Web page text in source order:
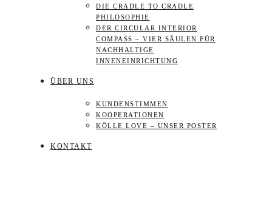
DIE CRADLE TO CRADLE
PHILOSOPHIE
DER CIRCULAR INTERIOR
COMPASS – VIER SÄULEN FÜR
NACHHALTIGE
INNENEINRICHTUNG
ÜBER UNS
KUNDENSTIMMEN
KOOPERATIONEN
KÖLLE LOVE – UNSER POSTER
KONTAKT